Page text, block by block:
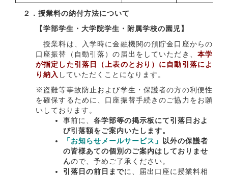
２．授業料の納付方法について
【学部学生・大学院学生・附属学校の園児】
授業料は、入学時に金融機関の預貯金口座からの
口座振替（自動引落）の届出をしていただき、 本学
が指定した引落日（上表のとおり）に自動引落によ
り納入 していただくことになります。
※盗難等事故防止および学生・保護者の方の利便性
を確保するために、口座振替手続きのご協力をお願
いしております。
事前に、 各学部等の掲示板にて引落日およ
び引落額をご案内いたします。
「お知らせメールサービス」
以外の保護者
の皆様あての個別のご案内はしておりませ
んので、予めご了承ください。
引落日の前日までに、届出口座に授業料相